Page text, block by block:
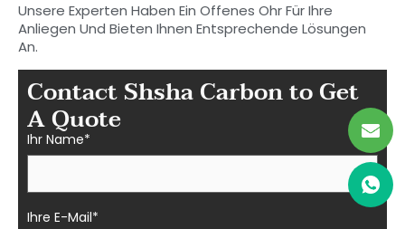
Unsere Experten Haben Ein Offenes Ohr Für Ihre
Anliegen Und Bieten Ihnen Entsprechende Lösungen
An.
Contact Shsha Carbon to Get
A Quote
Ihr Name*
Ihre E-Mail*